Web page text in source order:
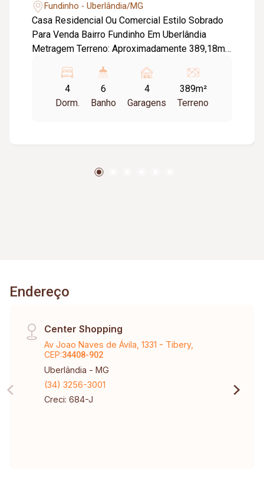
Fundinho - Uberlândia/MG
Casa Residencial Ou Comercial Estilo Sobrado
Para Venda Bairro Fundinho Em Uberlândia
Metragem Terreno: Aproximadamente 389,18m².
378,86m². Parte Térrea: Jardins, Toda murada,
Portões eletrônicos, Interfone, Câmeras
segurança, Alarme, Quatro garagens, Sala 02
Quatro quatros, todos com varanda (Sendo três
4
Dorm.
6
Banho
4
Garagens
389m²
Terreno
Endereço
Center Shopping
Av Joao Naves de Ávila, 1331 - Tibery,
CEP:34408-902
Uberlândia - MG
(34) 3256-3001
Creci: 684-J